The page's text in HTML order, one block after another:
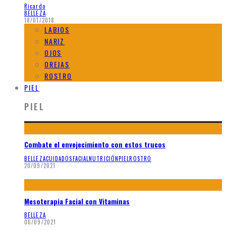
Ricardo
BELLEZA
18/01/2018
LABIOS
NARIZ
OJOS
OREJAS
ROSTRO
PIEL
PIEL
Combate el envejecimiento con estos trucos
BELLEZACUIDADOSFACIALNUTRICIÓNPIELROSTRO
20/09/2021
Mesoterapia Facial con Vitaminas
BELLEZA
06/09/2021